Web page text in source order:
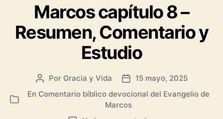
Marcos capítulo 8 –
Resumen, Comentario y
Estudio
Autor
de
Por Gracia y Vida
Fecha
de
15 mayo, 2025
Categorías
En Comentario bíblico devocional del Evangelio de
Marcos